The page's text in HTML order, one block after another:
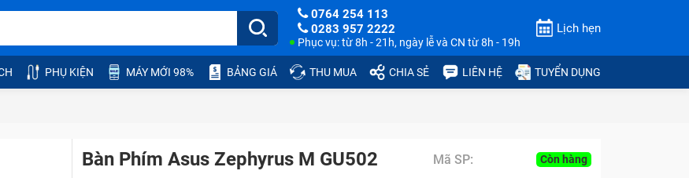
0764 254 113
0283 957 2222
Phục vụ: từ 8h - 21h, ngày lễ và CN từ 8h - 19h
Lịch hẹn
PHỤ KIỆN MÁY MỚI 98% BẢNG GIÁ THU MUA CHIA SẺ LIÊN HỆ TUYỂN DỤNG
Bàn Phím Asus Zephyrus M GU502 Mã SP: Còn hàng